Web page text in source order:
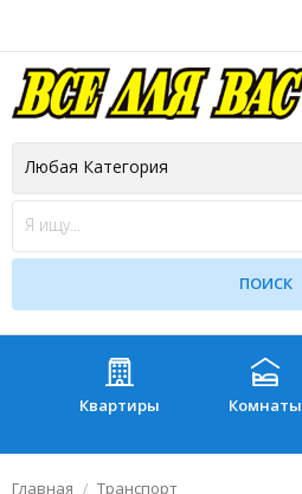
Квартиры Комнаты
Главная Транспорт